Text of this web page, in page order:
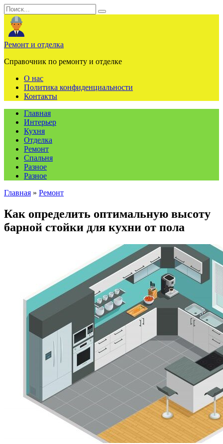
Перейти
к
содержанию
Search
for:
Ремонт и отделка
Справочник по ремонту и отделке
О нас
Политика конфиденциальности
Контакты
Главная
Интерьер
Кухня
Отделка
Ремонт
Спальня
Разное
Разное
Главная » Ремонт
Как определить оптимальную высоту
барной стойки для кухни от пола